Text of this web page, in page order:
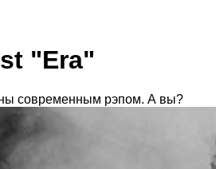
"Era"
современным рэпом. А вы?